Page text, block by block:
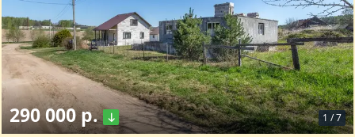
1 /7
290 000 р.